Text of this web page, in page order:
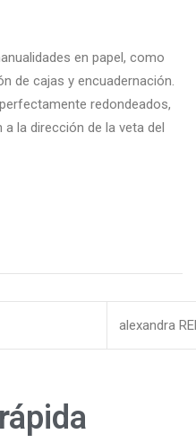
en papel, como
de cajas y encuadernación.
redondeados,
la dirección de la veta del
alexandra